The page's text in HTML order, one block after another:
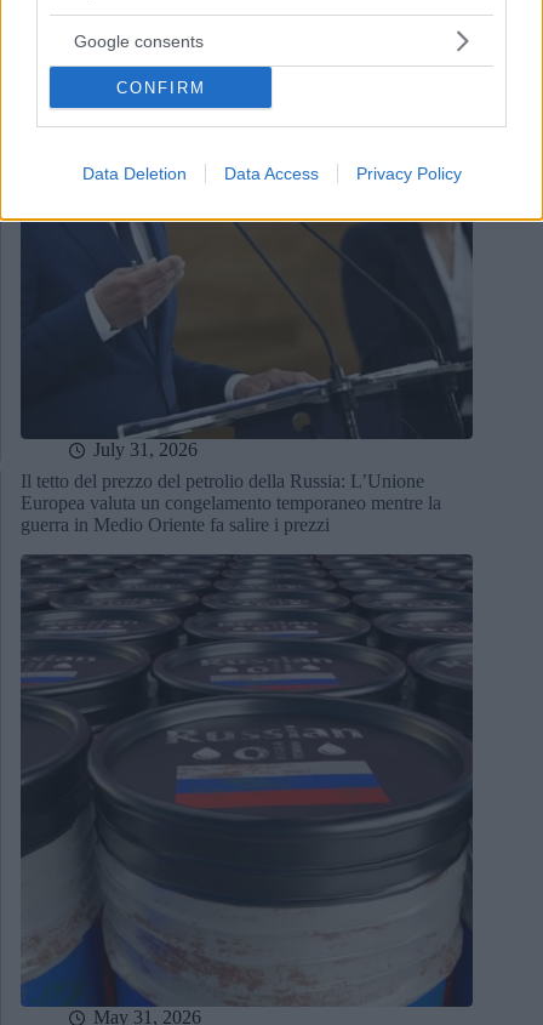
Google consents
CONFIRM
Data Deletion Data Access Privacy Policy
July 31, 2026
Il tetto del prezzo del petrolio della Russia: L’Unione
Europea valuta un congelamento temporaneo mentre la
guerra in Medio Oriente fa salire i prezzi
May 31, 2026